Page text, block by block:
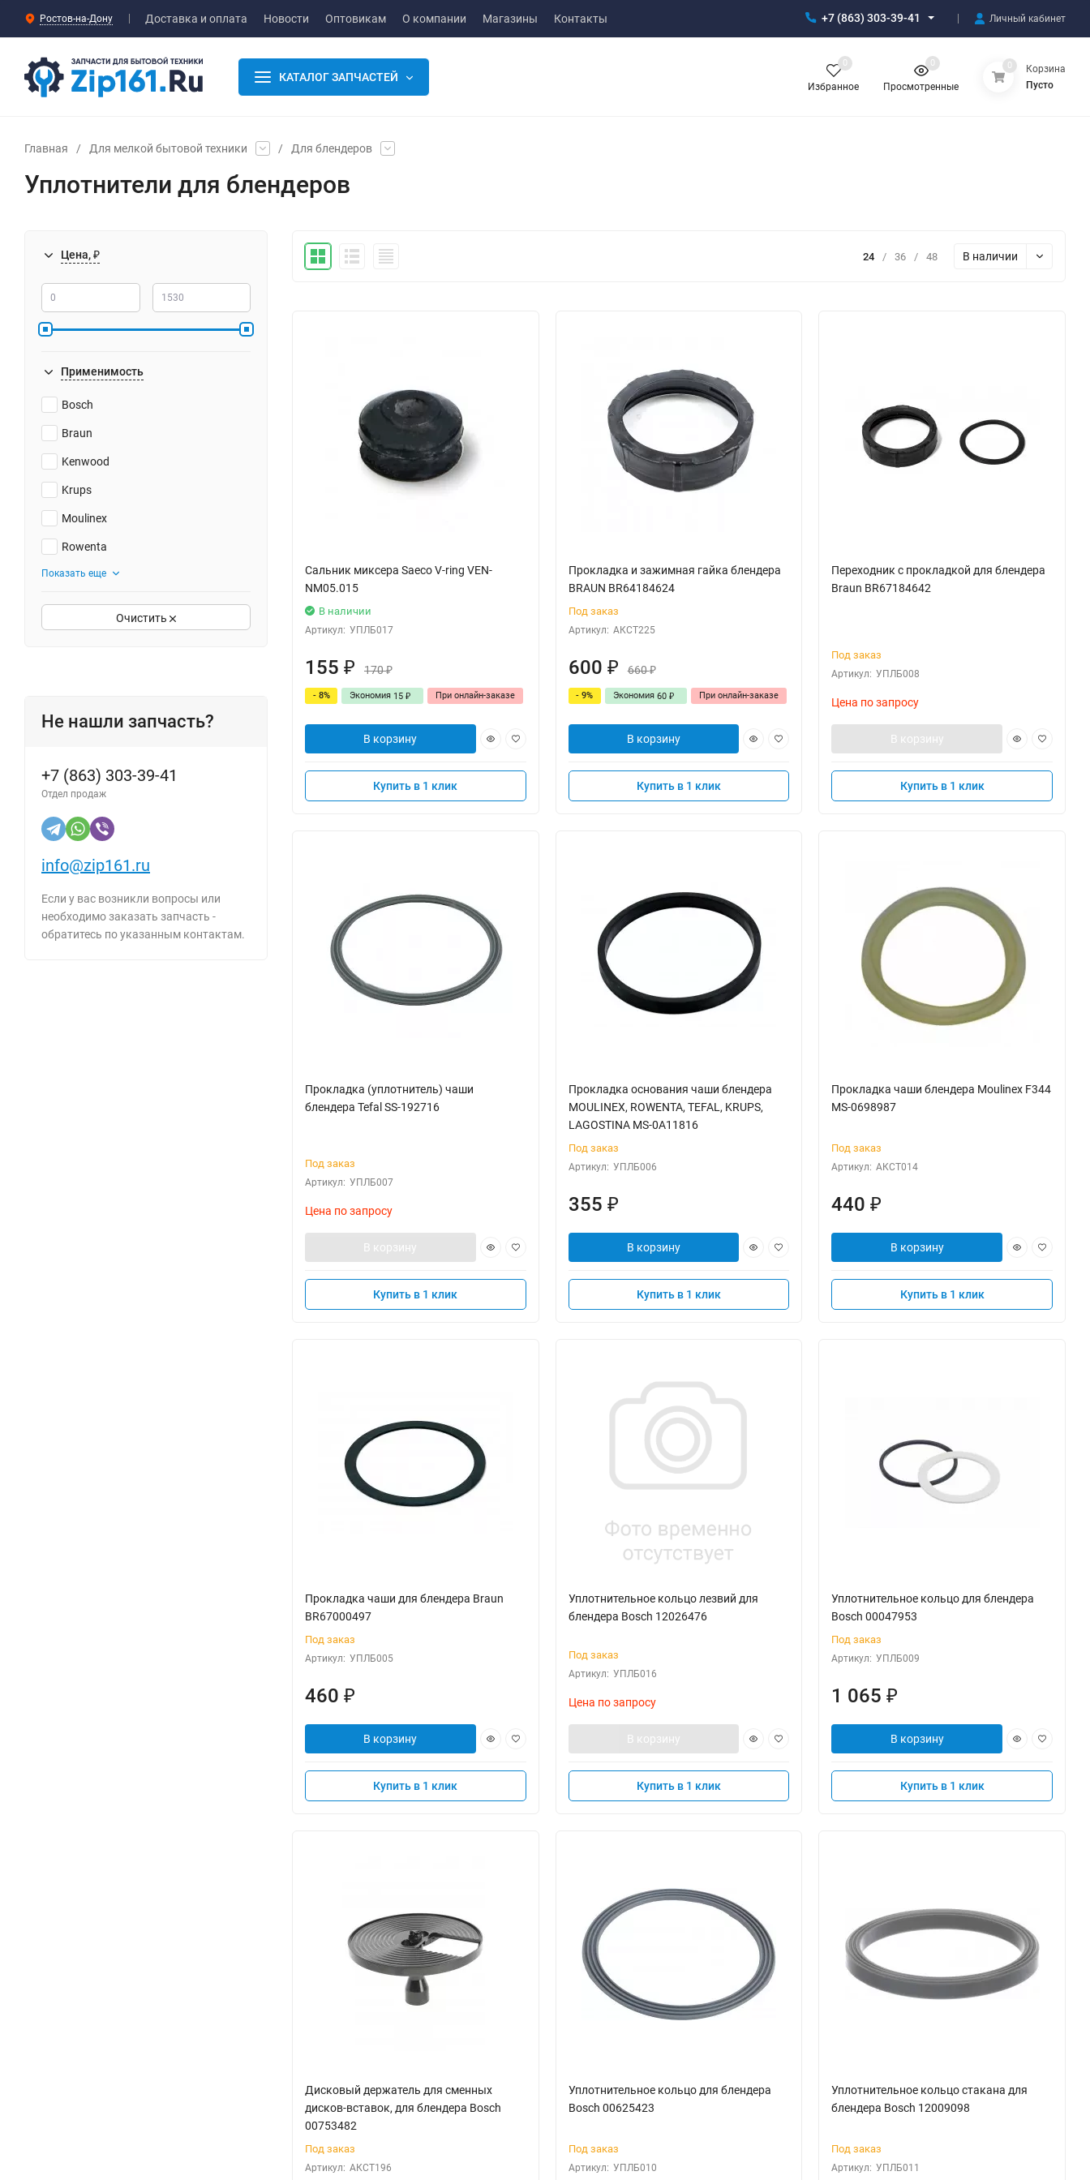
Ростов-на-Дону Доставка и оплата Новости Оптовикам О компании Магазины Контакты +7 (863) 303-39-41 Личный кабинет
КАТАЛОГ ЗАПЧАСТЕЙ
Избранное
0
Просмотренные
0 0
Корзина
Пусто
Главная / Для мелкой бытовой техники / Для блендеров
Уплотнители для блендеров
Цена, ₽
Применимость
Bosch
Braun
Kenwood
Krups
Moulinex
Rowenta
Показать еще
Очистить
Не нашли запчасть?
+7 (863) 303-39-41
Отдел продаж
info@zip161.ru
Если у вас возникли вопросы или
необходимо заказать запчасть -
обратитесь по указанным контактам.
24 / 36 / 48 В наличии
Сальник миксера Saeco V-ring VEN-
NM05.015
В наличии
Артикул: УПЛБ017
155 ₽ 170₽
- 8% Экономия 15 ₽ При онлайн-заказе
В корзину
Купить в 1 клик
Прокладка и зажимная гайка блендера
BRAUN BR64184624
Под заказ
Артикул: АКСТ225
600 ₽ 660₽
- 9% Экономия 60 ₽ При онлайн-заказе
В корзину
Купить в 1 клик
Переходник с прокладкой для блендера
Braun BR67184642
Под заказ
Артикул: УПЛБ008
Цена по запросу
В корзину
Купить в 1 клик
Прокладка (уплотнитель) чаши
блендера Tefal SS-192716
Под заказ
Артикул: УПЛБ007
Цена по запросу
В корзину
Купить в 1 клик
Прокладка основания чаши блендера
MOULINEX, ROWENTA, TEFAL, KRUPS,
LAGOSTINA MS-0A11816
Под заказ
Артикул: УПЛБ006
355 ₽
В корзину
Купить в 1 клик
Прокладка чаши блендера Moulinex F344
MS-0698987
Под заказ
Артикул: АКСТ014
440₽
В корзину
Купить в 1 клик
Прокладка чаши для блендера Braun
BR67000497
Под заказ
Артикул: УПЛБ005
460 ₽
В корзину
Купить в 1 клик
Уплотнительное кольцо лезвий для
блендера Bosch 12026476
Под заказ
Артикул: УПЛБ016
Цена по запросу
В корзину
Купить в 1 клик
Уплотнительное кольцо для блендера
Bosch 00047953
Под заказ
Артикул: УПЛБ009
1 065₽
В корзину
Купить в 1 клик
Дисковый держатель для сменных
дисков-вставок, для блендера Bosch
00753482
Под заказ
Артикул: АКСТ196
Уплотнительное кольцо для блендера
Bosch 00625423
Под заказ
Артикул: УПЛБ010
Уплотнительное кольцо стакана для
блендера Bosch 12009098
Под заказ
Артикул: УПЛБ011